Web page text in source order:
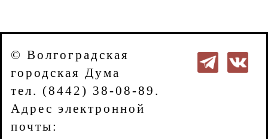
© Волгоградская
городская Дума
тел. (8442) 38-08-89.
Адрес электронной
почты: